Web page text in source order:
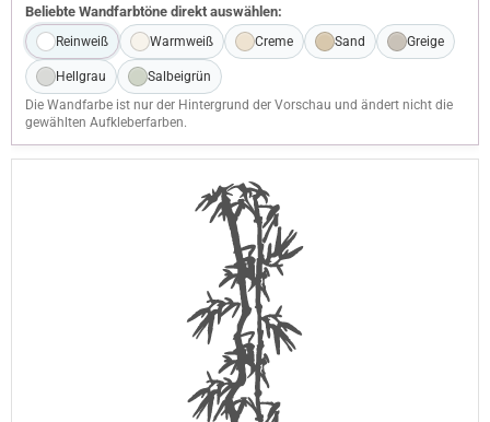
Beliebte Wandfarbtöne direkt auswählen:
Reinweiß Warmweiß Creme Sand Greige
Hellgrau
Salbeigrün
Die Wandfarbe ist nur der Hintergrund der Vorschau und ändert nicht die
gewählten Aufkleberfarben.